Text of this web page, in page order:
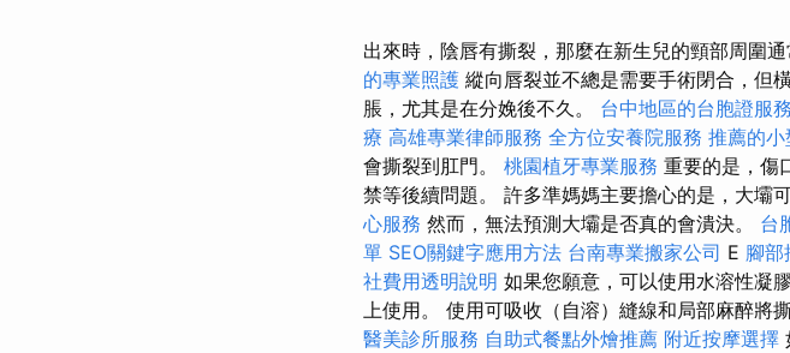
出來時，陰唇有撕裂，那麼在新生兒的頸部周圍
的專業照護 縱向唇裂並不總是需要手術閉合，但
脹，尤其是在分娩後不久。 台中地區的台胞證服務
療 高雄專業律師服務 全方位安養院服務 推薦的
會撕裂到肛門。 桃園植牙專業服務 重要的是，傷
禁等後續問題。 許多準媽媽主要擔心的是，大壩
心服務 然而，無法預測大壩是否真的會潰決。 台
單 SEO關鍵字應用方法 台南專業搬家公司 E 腳部
社費用透明說明 如果您願意，可以使用水溶性凝
上使用。 使用可吸收（自溶）縫線和局部麻醉將
醫美診所服務 自助式餐點外燴推薦 附近按摩選擇